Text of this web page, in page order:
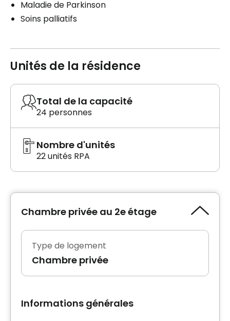
Maladie de Parkinson
Soins palliatifs
Unités de la résidence
Total de la capacité
24 personnes
Nombre d'unités
22 unités RPA
Chambre privée au 2e étage
Type de logement
Chambre privée
Informations générales